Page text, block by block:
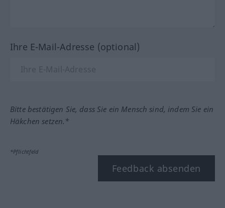
Ihre E-Mail-Adresse (optional)
Bitte bestätigen Sie, dass Sie ein Mensch sind, indem Sie ein
Häkchen setzen.*
*Pflichtfeld
Feedback absenden